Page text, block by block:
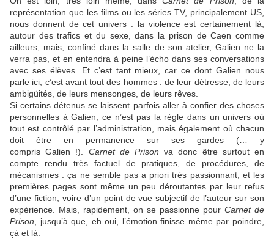
représentation que les films ou les séries TV, principalement US,
nous donnent de cet univers : la violence est certainement là,
autour des trafics et du sexe, dans la prison de Caen comme
ailleurs, mais, confiné dans la salle de son atelier, Galien ne la
verra pas, et en entendra à peine l’écho dans ses conversations
avec ses élèves. Et c’est tant mieux, car ce dont Galien nous
parle ici, c’est avant tout des hommes : de leur détresse, de leurs
ambigüités, de leurs mensonges, de leurs rêves.
Si certains détenus se laissent parfois aller à confier des choses
personnelles àGalien , ce n’est pas la règle dans un univers où
tout est contrôlé par l’administration, mais également où chacun
doit être en permanence sur ses gardes (… y
comprisGalien !). Carnet de Prison va donc être surtout en
compte rendu très factuel de pratiques, de procédures, de
mécanismes : ça ne semble pas a priori très passionnant, et les
premières pages sont même un peu déroutantes par leur refus
d’une fiction, voire d’un point de vue subjectif de l’auteur sur son
expérience. Mais, rapidement, on se passionne pour Carnet de
Prison , jusqu’à que, eh oui, l’émotion finisse même par poindre,
çà et là.